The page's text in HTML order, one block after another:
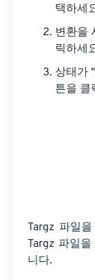
택하세
변환을
릭하세
상태가
튼을 클
Targz 파일
Targz 파일을
니다.